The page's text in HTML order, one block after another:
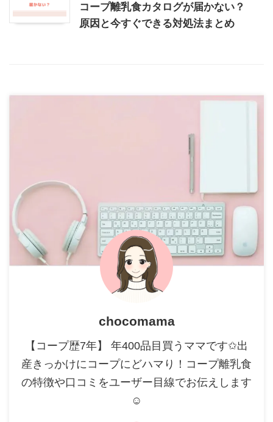
コープ離乳食カタログが届かない？
原因と今すぐできる対処法まとめ
chocomama
【コープ歴7年】 年400品目買うママです✩出
産きっかけにコープにどハマり！コープ離乳食
の特徴や口コミをユーザー目線でお伝えします
☺︎